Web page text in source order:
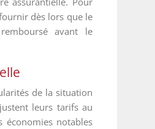
dès lors que le
avant le
de la situation
leurs tarifs au
notables